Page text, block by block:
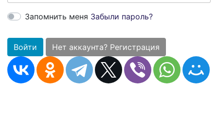
Запомнить меня Забыли пароль?
Войти Нет аккаунта? Регистрация